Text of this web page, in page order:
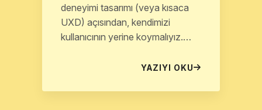
deneyimi tasarımı (veya kısaca
UXD) açısından, kendimizi
kullanıcının yerine koymalıyız.
tasarımcısı olduğum ürünü ilk
YAZIYI OKU